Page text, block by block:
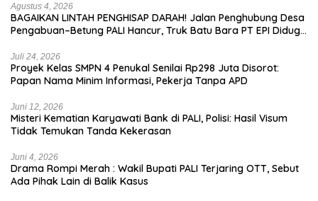
Agustus 4, 2026
BAGAIKAN LINTAH PENGHISAP DARAH! Jalan Penghubung Desa
Pengabuan–Betung PALI Hancur, Truk Batu Bara PT EPI Diduga
Juli 24, 2026
Proyek Kelas SMPN 4 Penukal Senilai Rp298 Juta Disorot:
Papan Nama Minim Informasi, Pekerja Tanpa APD
Juni 12, 2026
Misteri Kematian Karyawati Bank di PALI, Polisi: Hasil Visum
Tidak Temukan Tanda Kekerasan
Juni 4, 2026
Drama Rompi Merah : Wakil Bupati PALI Terjaring OTT, Sebut
Ada Pihak Lain di Balik Kasus